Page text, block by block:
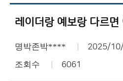
레이더랑 예보랑 다르면
명박존박**** 2025/
조회수 6061